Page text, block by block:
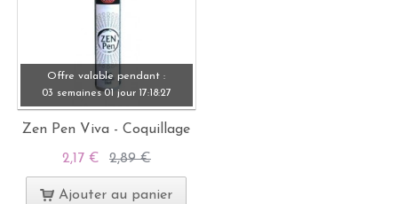
Offre valable pendant :
03 semaines 01 jour 17:18:27
Zen Pen Viva - Coquillage
2,17 € 2,89 €
Ajouter au panier